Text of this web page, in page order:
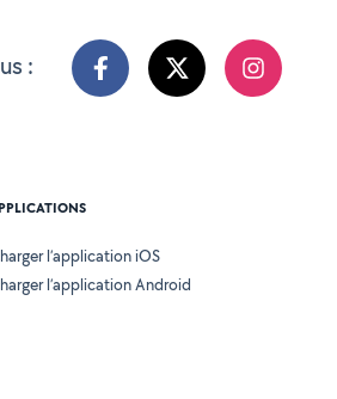
:
l’application iOS
l’application Android